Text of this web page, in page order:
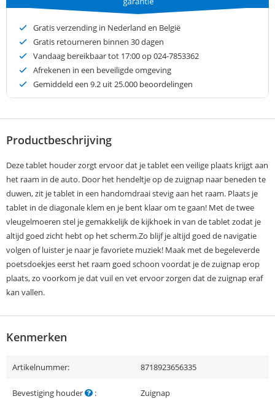
Gratis verzending in Nederland en België
Gratis retourneren binnen 30 dagen
Vandaag bereikbaar tot 17:00 op 024-7853362
Afrekenen in een beveiligde omgeving
Gemiddeld een 9.2 uit 25.000 beoordelingen
Productbeschrijving
Deze tablet houder zorgt ervoor dat je tablet een veilige plaats krijgt aan
het raam in de auto. Door het hendeltje op de zuignap naar beneden te
duwen, zit je tablet in een handomdraai stevig aan het raam. Plaats je
tablet in de diagonale klem en je bent klaar om te gaan! Met de twee
vleugelmoeren stel je gemakkelijk de kijkhoek in van de tablet zodat je
altijd goed zicht hebt op het scherm.Zo blijf je altijd goed de navigatie
volgen of luister je naar je favoriete muziek! Maak met de begeleverde
poetsdoekjes eerst het raam goed schoon voordat je de zuignap erop
plaats, zo voorkom je dat vuil en vet ervoor zorgen dat de zuignap eraf
kan vallen.
Kenmerken
Artikelnummer: 8718923656335
Bevestiging houder : Zuignap